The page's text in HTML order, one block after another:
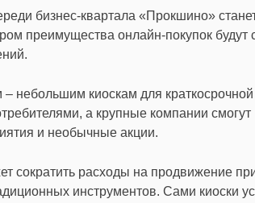
бизнес-квартала «Прокшино»
преимущества онлайн-покупок будут
– небольшим киоскам для
а крупные компании смогут
и необычные акции.
сократить расходы на продвижение
инструментов. Сами киоски